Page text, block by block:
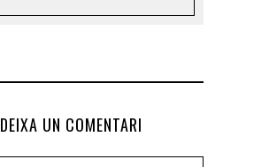
DEIXA UN COMENTARI